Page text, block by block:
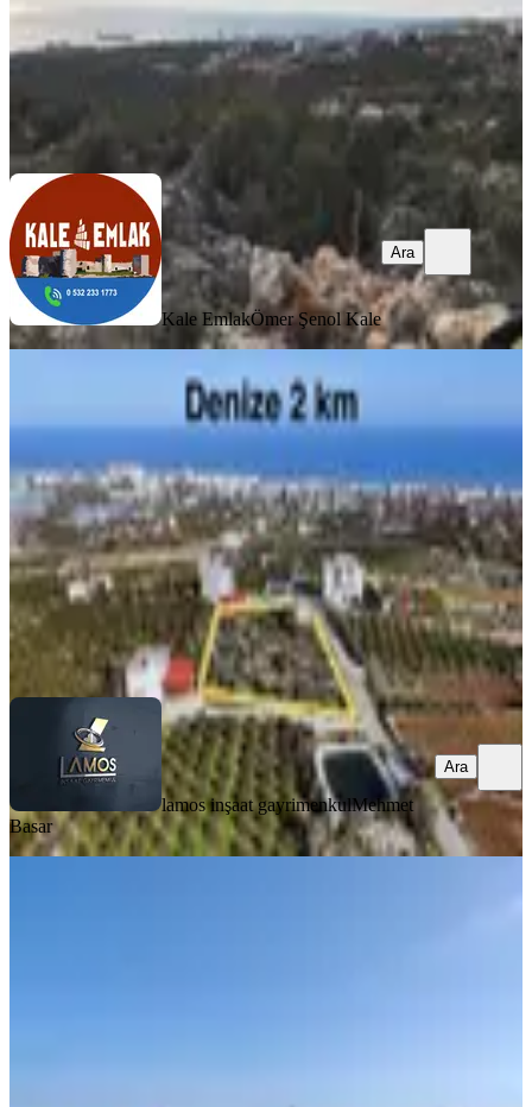
Ara
Kale EmlakÖmer Şenol Kale
Ara
Müstakil 2 Katlı Ev Ve Arsası
Erdemli, Tırtar Mahallesi
3977 m²·7.543/m² ·28.03.2026
30.000.000 ₺
lamos inşaat gayrimenkulMehmet Basar
lamos inşaat gayrimenkulMehmet
Basar
Ara